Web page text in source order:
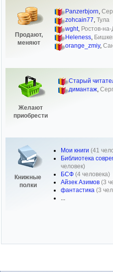
Продают,
меняют
Panzerbjorn,
zohcain77, Тула
wght, Ростов-
Heleness,
orange_zmiy,
Желают
приобрести
Старый
димантаж,
Книжные
полки
Мои книги (41
Библиотека
человек)
БСФ (4 человека)
Айзек Азимов (3
фантастика (3
...